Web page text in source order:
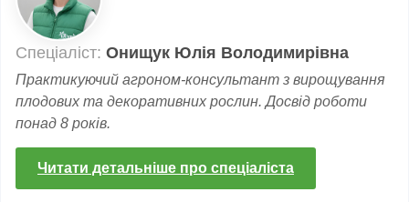
Спеціаліст: Онищук Юлія Володимирівна
Практикуючий агроном-консультант з вирощування
плодових та декоративних рослин. Досвід роботи
понад 8 років.
Читати детальніше про спеціаліста